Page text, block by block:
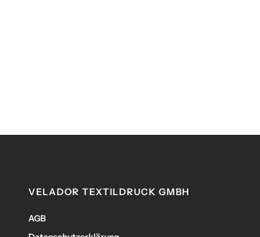
VELADOR TEXTILDRUCK GMBH
AGB